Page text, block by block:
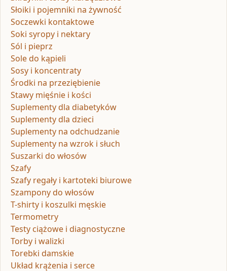
Słoiki i pojemniki na żywność
Soczewki kontaktowe
Soki syropy i nektary
Sól i pieprz
Sole do kąpieli
Sosy i koncentraty
Środki na przeziębienie
Stawy mięśnie i kości
Suplementy dla diabetyków
Suplementy dla dzieci
Suplementy na odchudzanie
Suplementy na wzrok i słuch
Suszarki do włosów
Szafy
Szafy regały i kartoteki biurowe
Szampony do włosów
T-shirty i koszulki męskie
Termometry
Testy ciążowe i diagnostyczne
Torby i walizki
Torebki damskie
Układ krążenia i serce